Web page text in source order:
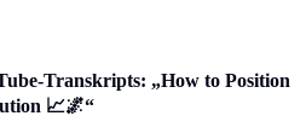
Transkripts: „How to Position
📈🌌“